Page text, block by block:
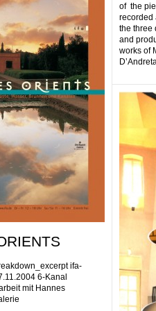
ifa-
6-Kanal
mit Hannes
of the
recorded
the three
and
works of